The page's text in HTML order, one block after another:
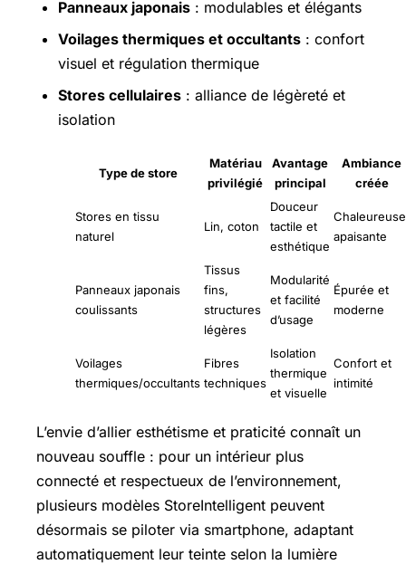
Panneaux japonais : modulables et élégants
Voilages thermiques et occultants : confort
visuel et régulation thermique
Stores cellulaires : alliance de légèreté et
isolation
Type de store
Matériau
privilégié
Avantage
principal
Ambiance
créée
Stores en tissu
naturel
Lin, coton
Douceur
tactile et
esthétique
apaisante
Panneaux japonais
coulissants
Tissus
fins,
structures
légères
Modularité
et facilité
d’usage
Épurée et
moderne
Voilages
thermiques/occultants
Fibres
techniques
Isolation
thermique
et visuelle
Confort et
intimité
L’envie d’allier esthétisme et praticité connaît un
nouveau souffle : pour un intérieur plus
connecté et respectueux de l’environnement,
plusieurs modèles StoreIntelligent peuvent
désormais se piloter via smartphone, adaptant
automatiquement leur teinte selon la lumière